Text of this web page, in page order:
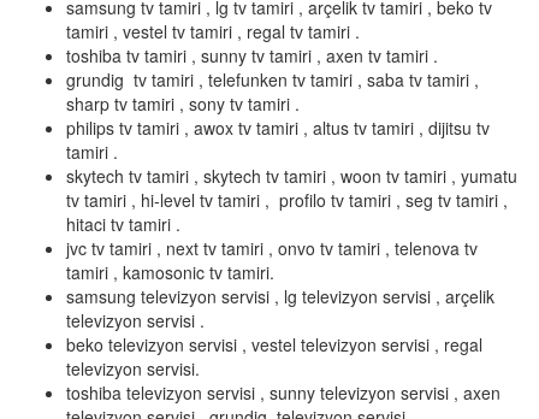
samsung tv tamiri , lg tv tamiri , arçelik tv tamiri , beko tv
tamiri , vestel tv tamiri , regal tv tamiri .
toshiba tv tamiri , sunny tv tamiri , axen tv tamiri .
grundig tv tamiri , telefunken tv tamiri , saba tv tamiri ,
sharp tv tamiri , sony tv tamiri .
philips tv tamiri , awox tv tamiri , altus tv tamiri , dijitsu tv
tamiri .
skytech tv tamiri , skytech tv tamiri , woon tv tamiri , yumatu
tv tamiri , hi-level tv tamiri , profilo tv tamiri , seg tv tamiri ,
hitaci tv tamiri .
jvc tv tamiri , next tv tamiri , onvo tv tamiri , telenova tv
tamiri , kamosonic tv tamiri.
samsung televizyon servisi , lg televizyon servisi , arçelik
televizyon servisi .
beko televizyon servisi , vestel televizyon servisi , regal
televizyon servisi.
toshiba televizyon servisi , sunny televizyon servisi , axen